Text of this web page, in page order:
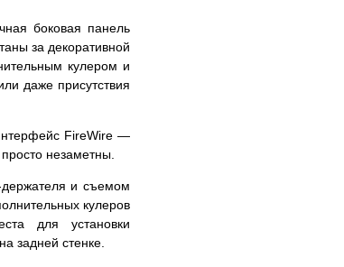
боковая панель
за декоративной
кулером и
даже присутствия
FireWire —
незаметны.
держателя и съемом
кулеров
для установки
задней стенке.